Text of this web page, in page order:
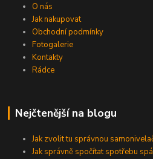
O nás
Jak nakupovat
Obchodní podmínky
Fotogalerie
Kontakty
Rádce
Nejčtenější na blogu
Jak zvolit tu správnou
Jak správně spočítat spotřebu